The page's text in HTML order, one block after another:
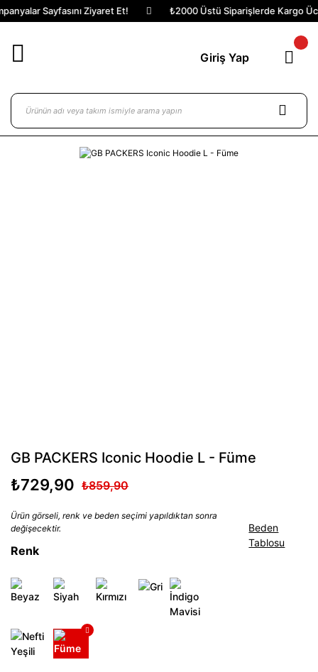
Sayfasını Ziyaret Et! ₺2000 Üstü Siparişlerde Kargo
Giriş Yap
GB PACKERS Iconic Hoodie L - Füme
₺729,90 ₺859,90
Ürün görseli, renk ve beden seçimi yapıldıktan sonra
değişecektir.
Renk
Beden
Tablosu